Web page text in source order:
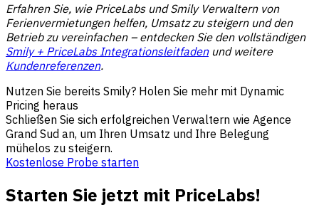
Erfahren Sie, wie PriceLabs und Smily Verwaltern von
Ferienvermietungen helfen, Umsatz zu steigern und den
Betrieb zu vereinfachen – entdecken Sie den vollständigen
Smily + PriceLabs Integrationsleitfadenund weitere
Kundenreferenzen.
Nutzen Sie bereits Smily? Holen Sie mehr mit Dynamic
Pricing heraus
Schließen Sie sich erfolgreichen Verwaltern wie Agence
Grand Sud an, um Ihren Umsatz und Ihre Belegung
mühelos zu steigern.
Kostenlose Probe starten
Starten Sie jetzt mit PriceLabs!